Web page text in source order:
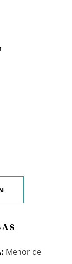
S
Menor de